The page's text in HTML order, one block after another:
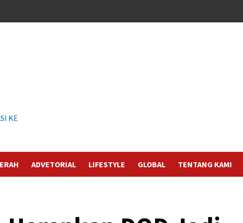
KE
ADVETORIAL LIFESTYLE GLOBAL TENTANG KAMI